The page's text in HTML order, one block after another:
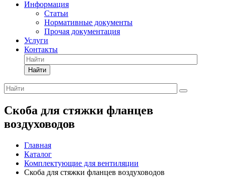
Информация
Статьи
Нормативные документы
Прочая документация
Услуги
Контакты
Найти
Скоба для стяжки фланцев
воздуховодов
Главная
Каталог
Комплектующие для вентиляции
Скоба для стяжки фланцев воздуховодов